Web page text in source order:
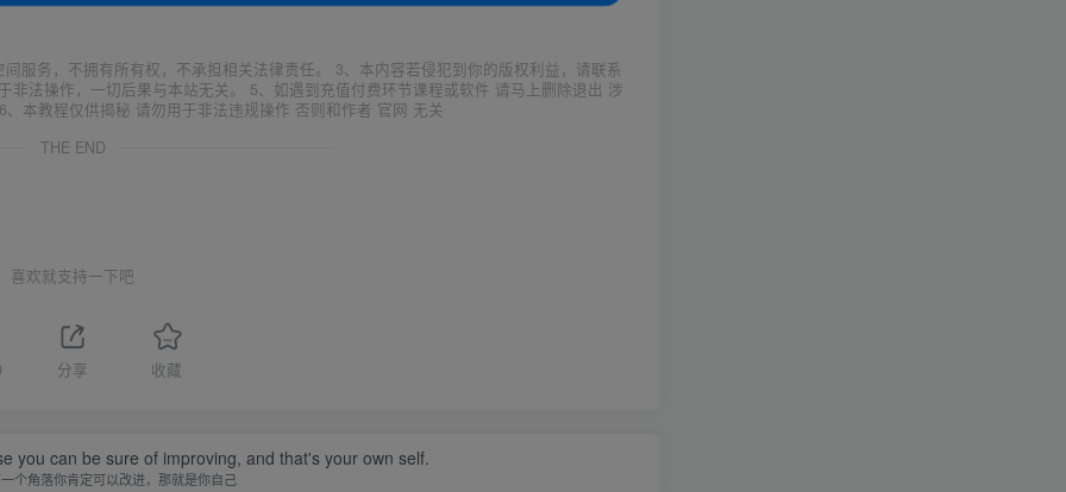
服务，不拥有所有权，不承担相关法律责任。 3、本内容若侵犯到你的版权利益，请联系
法操作，一切后果与本站无关。 5、如遇到充值付费环节课程或软件 请马上删除退出 涉
本教程仅供揭秘 请勿用于非法违规操作 否则和作者 官网 无关
THE END
喜欢就支持一下吧
分享 收藏
you can be sure of improving, and that's your own self.
个角落你肯定可以改进，那就是你自己